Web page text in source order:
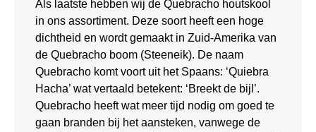
Als laatste hebben wij de Quebracho houtskool
in ons assortiment. Deze soort heeft een hoge
dichtheid en wordt gemaakt in Zuid-Amerika van
de Quebracho boom (Steeneik). De naam
Quebracho komt voort uit het Spaans: ‘Quiebra
Hacha’ wat vertaald betekent: ‘Breekt de bijl’.
Quebracho heeft wat meer tijd nodig om goed te
gaan branden bij het aansteken, vanwege de